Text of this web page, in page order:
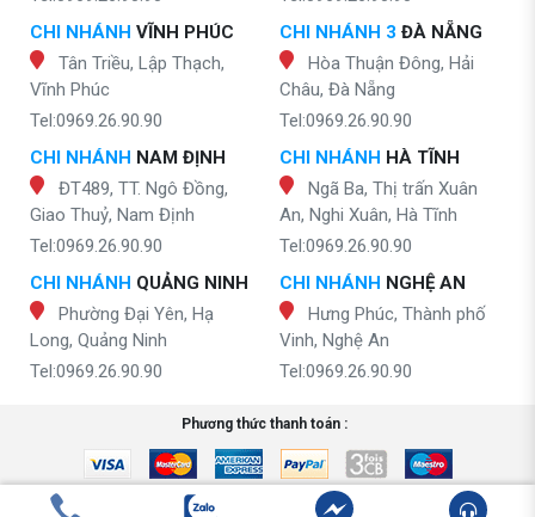
CHI NHÁNH VĨNH PHÚC
Tân Triều, Lập Thạch,
Vĩnh Phúc
Tel:0969.26.90.90
CHI NHÁNH NAM ĐỊNH
ĐT489, TT. Ngô Đồng,
Giao Thuỷ, Nam Định
Tel:0969.26.90.90
CHI NHÁNH QUẢNG NINH
Phường Đại Yên, Hạ
Long, Quảng Ninh
Tel:0969.26.90.90
CHI NHÁNH 3 ĐÀ NẴNG
Hòa Thuận Đông, Hải
Châu, Đà Nẵng
Tel:0969.26.90.90
CHI NHÁNH HÀ TĨNH
Ngã Ba, Thị trấn Xuân
An, Nghi Xuân, Hà Tĩnh
Tel:0969.26.90.90
CHI NHÁNH NGHỆ AN
Hưng Phúc, Thành phố
Vinh, Nghệ An
Tel:0969.26.90.90
Phương thức thanh toán :